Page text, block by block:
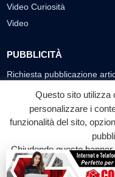
Video Curiosità
Video
PUBBLICITÀ
Richiesta pubblicazione
SEGUICI SUI SOCIAL
f
Facebook
Questo sito utilizza
personalizzare i
funzionalità del sito,
Chiudendo questo
su qualunque suo